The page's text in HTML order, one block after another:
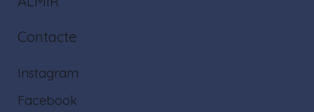
Contacte
Instagram
Facebook